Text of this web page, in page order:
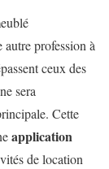
autre profession à
ceux des
sera
Cette
application
de location